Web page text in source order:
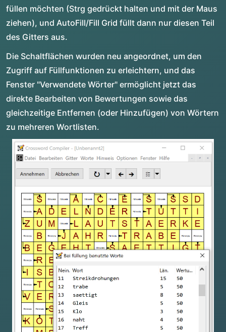
füllen möchten (Strg gedrückt halten und mit der Maus
ziehen), und AutoFill/Fill Grid füllt dann nur diesen Teil
des Gitters aus.
Die Schaltflächen wurden neu angeordnet, um den
Zugriff auf Füllfunktionen zu erleichtern, und das
Fenster "Verwendete Wörter" ermöglicht jetzt das
direkte Bearbeiten von Bewertungen sowie das
gleichzeitige Entfernen (oder Hinzufügen) von Wörtern
zu mehreren Wortlisten.